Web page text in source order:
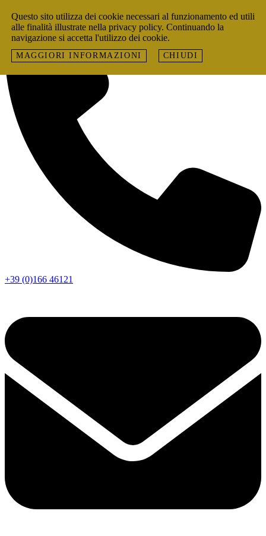
+39 (0)166 46121
Questo sito utilizza dei cookie necessari al funzionamento ed utili
alle finalità illustrate nella privacy policy. Continuando la
navigazione si accetta l'utilizzo dei cookie.
MAGGIORI INFORMAZIONI CHIUDI